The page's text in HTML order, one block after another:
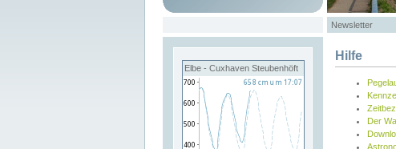
Newsletter
Elbe - Cuxhaven Steubenhöft
Hilfe
Der